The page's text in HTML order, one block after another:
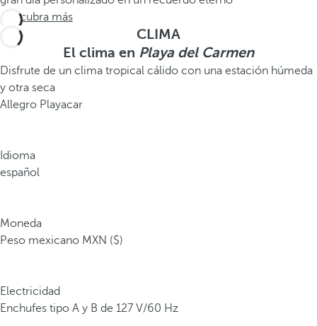
Descubra más
CLIMA
El clima en Playa del Carmen
Disfrute de un clima tropical cálido con una estación húmeda
y otra seca
Allegro Playacar
Idioma
español
Moneda
Peso mexicano MXN ($)
Electricidad
Enchufes tipo A y B de 127 V/60 Hz